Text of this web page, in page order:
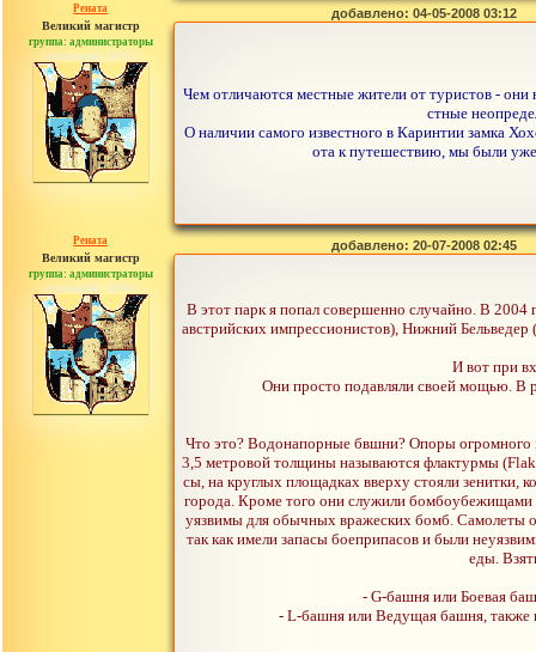
Рената
Великий магистр
группа: администраторы
сообщений: 30442
добавлено: 04-05-2008 03:12
Чем отличаются местные жители от туристов -
стные
О наличии самого известного в Каринтии замка
ота к путешествию, мы были
Рената
Великий магистр
группа: администраторы
сообщений: 30442
добавлено: 20-07-2008 02:45
В этот парк я попал совершенно случайно. В 2004
австрийских импрессионистов), Нижний
И вот при
Они просто подавляли своей мощью. В
Что это? Водонапорные бвшни? Опоры огромного
3,5 метровой толщины называются флактурмы
сы, на круглых площадках вверху стояли зенитки,
города. Кроме того они служили бомбоубежищами
уязвимы для обычных вражеских бомб. Самолеты
так как имели запасы боеприпасов и были
еды.
- G-башня или Боевая
- L-башня или Ведущая башня, также